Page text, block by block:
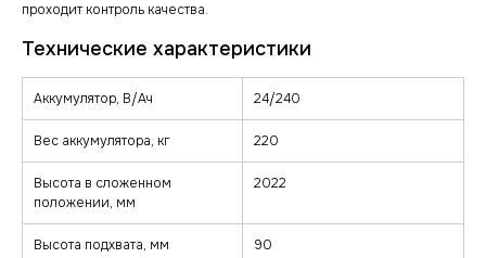
проходит контроль качества.
Аккумулятор, В/Ач 24/240
Вес аккумулятора, кг 220
Высота в сложенном
положении, мм
2022
Высота подхвата, мм 90